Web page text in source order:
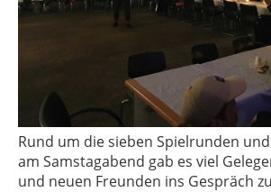
Rund um die sieben Spielrunden
am Samstagabend gab es viel
und neuen Freunden ins Gespräch